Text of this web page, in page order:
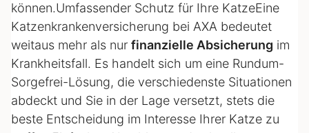
können.Umfassender Schutz für Ihre KatzeEine
Katzenkrankenversicherung bei AXA bedeutet
weitaus mehr als nur finanzielle Absicherung im
Krankheitsfall. Es handelt sich um eine Rundum-
Sorgefrei-Lösung, die verschiedenste Situationen
abdeckt und Sie in der Lage versetzt, stets die
beste Entscheidung im Interesse Ihrer Katze zu